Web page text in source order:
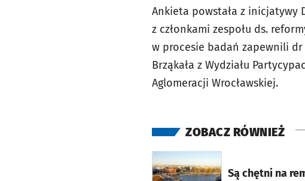
Ankieta powstała z inicjatywy
z członkami zespołu ds.
w procesie badań zapewnili dr
Brząkała z Wydziału
Aglomeracji Wrocławskiej.
ZOBACZ RÓWNIEŻ
Są chętni na
otworzy się w nowej karcie